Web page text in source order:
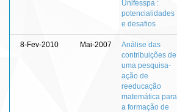
Unifesspa :
potencialidades
e desafios
8-Fev-2010 Mai-2007
Análise das
contribuições de
uma pesquisa-
ação de
reeducação
matemática para
a formação de